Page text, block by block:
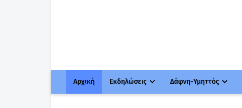
Αρχική Εκδηλώσεις Δάφνη-Υμηττός